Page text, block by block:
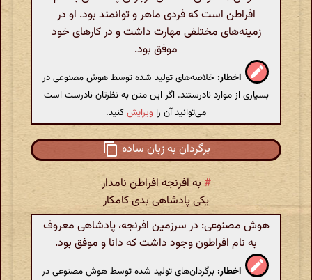
افراطن است که فردی ماهر و توانمند بود. او در
زمینه‌های مختلفی مهارت داشت و در کارهای خود
موفق بود.
اخطار: خلاصه‌های تولید شده توسط هوش مصنوعی در
بسیاری از موارد نادرستند. اگر این متن به نظرتان نادرست است
می‌توانید آن را ویرایشکنید.
برگردان به زبان ساده
# به افرنجه افراطن نامدار
یکی پادشاهی بدی کامکار
هوش مصنوعی: در سرزمین افرنجه، پادشاهی معروف
به نام افراطون وجود داشت که دانا و موفق بود.
اخطار: برگردان‌های تولید شده توسط هوش مصنوعی در